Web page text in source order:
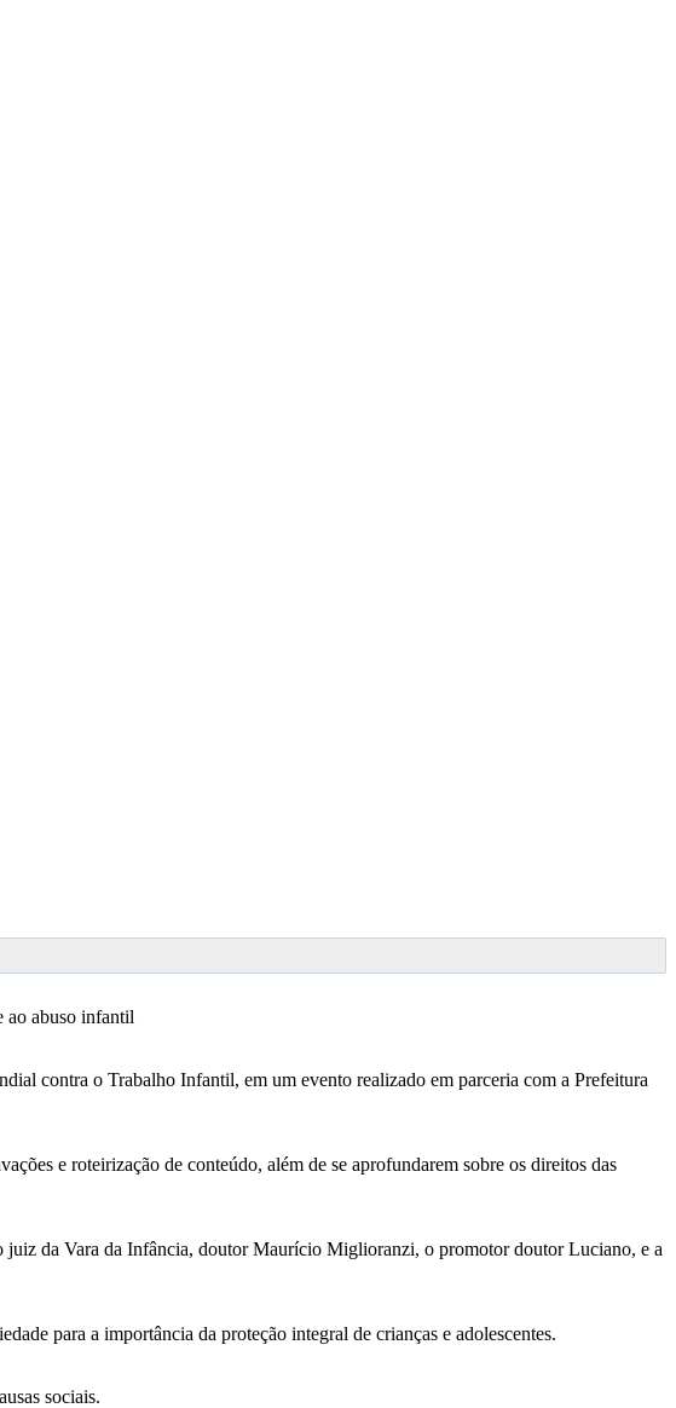
ao abuso infantil
contra o Trabalho Infantil, em um evento realizado em parceria com a Prefeitura
e roteirização de conteúdo, além de se aprofundarem sobre os direitos das
juiz da Vara da Infância, doutor Maurício Miglioranzi, o promotor doutor Luciano, e a
para a importância da proteção integral de crianças e adolescentes.
sociais.